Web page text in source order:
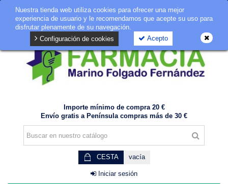
Nuestra tienda web utiliza cookies para ofrecer una mejor
experiencia de usuario y le recomendamos que acepte su uso para
disfrutar plenamente de su navegación.
Acepto
Configuración de cookies
GDPR
Importe mínimo de compra 20 €
Envío gratis a Península compras más de 30 €
CESTA vacía
Iniciar sesión